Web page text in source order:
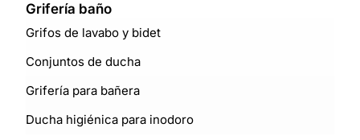
Grifería baño
Grifos de lavabo y bidet
Conjuntos de ducha
Grifería para bañera
Ducha higiénica para inodoro